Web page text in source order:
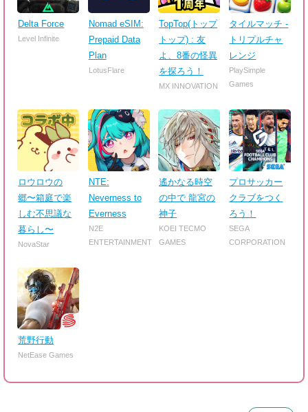
Delta Force
Level Infinite
Nomad eSIM:
Prepaid Data
Plan
LotusFlare
TopTop(トップ
トップ) : 友
よ、8番の怪異
を探ろう！
MX INNOVATION
タイルマッチ -
トリプルチャ
レンジ
PlaySimple
Games
ロウロウの
郷〜箱庭で楽
しむ不思議な
暮らし〜
NovaStar
NTE:
Neverness to
Everness
N2E
ENTERTAINMENT
遙かなる時空
の中で 龍宮の
神子
KOEI TECMO
GAMES
プロサッカー
クラブをつく
ろう！
SEGA
CORPORATION
荒野行動
NetEase Games